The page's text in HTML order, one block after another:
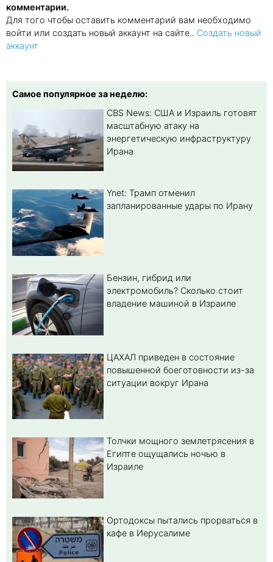
комментарии.
Для того чтобы оставить комментарий вам необходимо
войти или создать новый аккаунт на сайте.. Создать новый
аккаунт
Самое популярное за неделю:
CBS News: США и Израиль готовят
масштабную атаку на
энергетическую инфраструктуру
Ирана
Ynet: Трамп отменил
запланированные удары по Ирану
Бензин, гибрид или
электромобиль? Cколько стоит
владение машиной в Израиле
ЦАХАЛ приведен в состояние
повышенной боеготовности из-за
ситуации вокруг Ирана
Толчки мощного землетрясения в
Египте ощущались ночью в
Израиле
Ортодоксы пытались прорваться в
кафе в Иерусалиме